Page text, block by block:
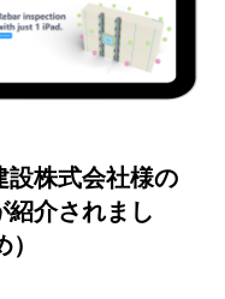
設株式会社様の
介されまし